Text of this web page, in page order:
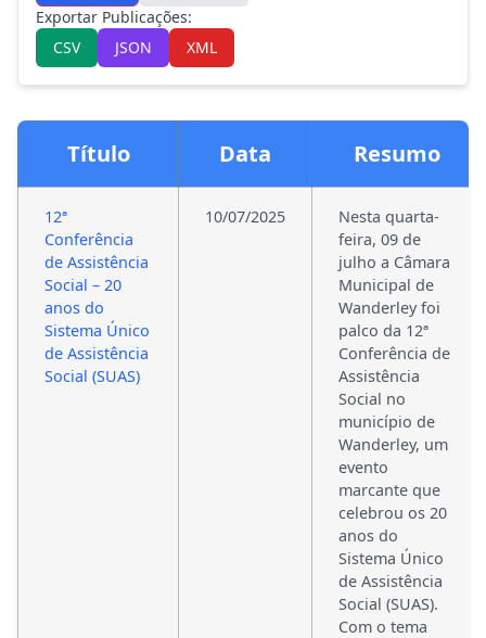
Exportar Publicações:
CSV
JSON XML
Título Data Resumo
12ª
Conferência
de Assistência
Social – 20
anos do
Sistema Único
de Assistência
Social (SUAS)
10/07/2025
Nesta quarta-
feira, 09 de
julho a Câmara
Municipal de
Wanderley foi
palco da 12ª
Conferência de
Assistência
Social no
município de
Wanderley, um
evento
marcante que
celebrou os 20
anos do
Sistema Único
de Assistência
Social (SUAS).
Com o tema